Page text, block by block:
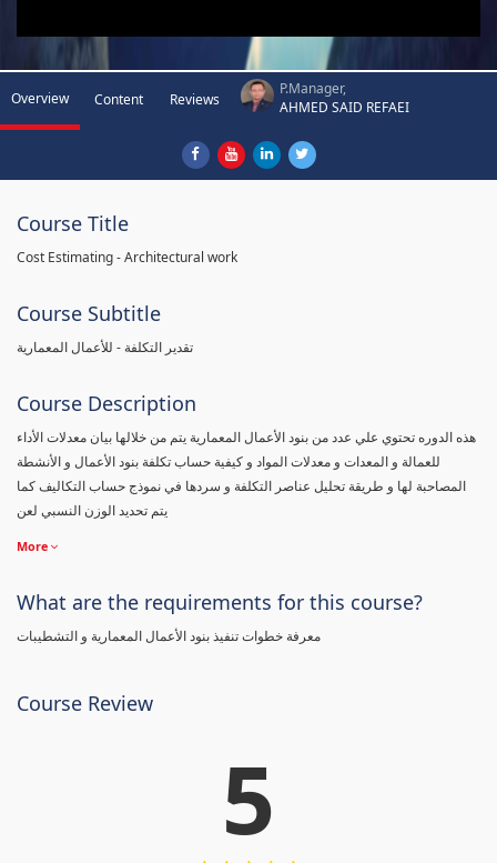
Overview Content Reviews
P.Manager,
AHMED SAID REFAEI
Course Title
Cost Estimating - Architectural work
Course Subtitle
تقدير التكلفة - للأعمال المعمارية
Course Description
هذه الدوره تحتوي علي عدد من بنود الأعمال المعمارية يتم من خلالها بيان معدلات الأداء
للعمالة و المعدات و معدلات المواد و كيفية حساب تكلفة بنود الأعمال و الأنشطة
المصاحبة لها و طريقة تحليل عناصر التكلفة و سردها في نموذج حساب التكاليف كما
يتم تحديد الوزن النسبي لعن
More
What are the requirements for this course?
معرفة خطوات تنفيذ بنود الأعمال المعمارية و التشطيبات
Course Review
5